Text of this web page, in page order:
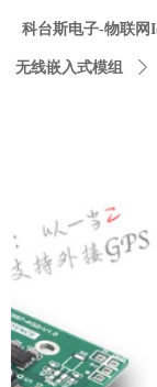
科台斯电子-物联网
无线嵌入式模组 ꄲ